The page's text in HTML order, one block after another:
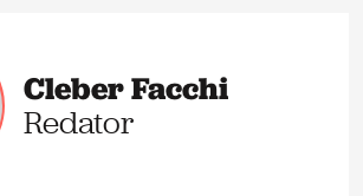
Cleber Facchi
Redator